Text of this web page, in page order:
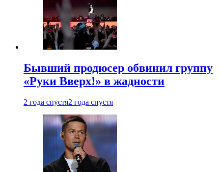
Бывший продюсер обвинил группу
«Руки Вверх!» в жадности
2 года спустя2 года спустя